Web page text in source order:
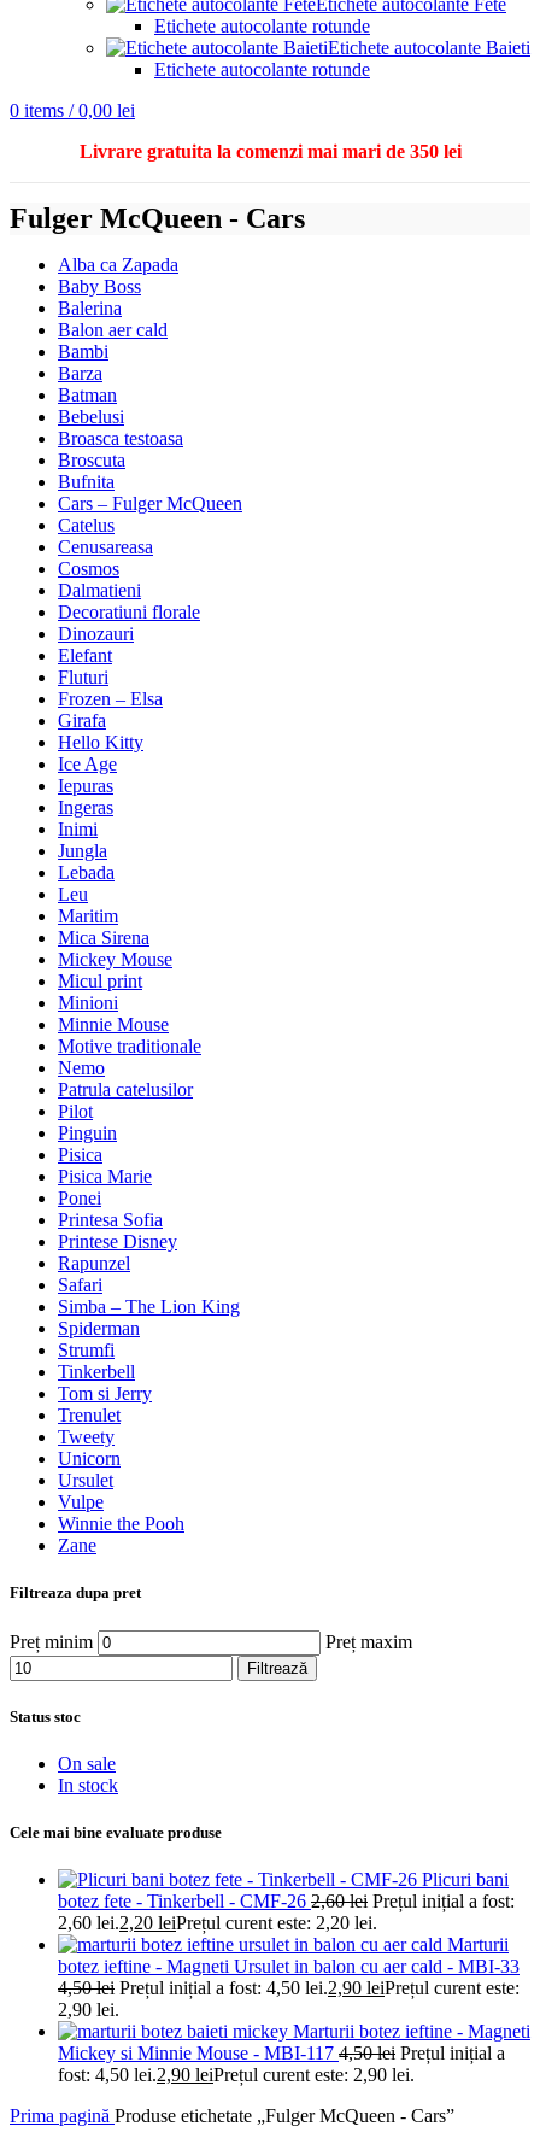
Etichete autocolante Fete
Etichete autocolante rotunde
Etichete autocolante Baieti
Etichete autocolante rotunde
0 items / 0,00 lei
Livrare gratuita la comenzi mai mari de 350 lei
Fulger McQueen - Cars
Alba ca Zapada
Baby Boss
Balerina
Balon aer cald
Bambi
Barza
Batman
Bebelusi
Broasca testoasa
Broscuta
Bufnita
Cars – Fulger McQueen
Catelus
Cenusareasa
Cosmos
Dalmatieni
Decoratiuni florale
Dinozauri
Elefant
Fluturi
Frozen – Elsa
Girafa
Hello Kitty
Ice Age
Iepuras
Ingeras
Inimi
Jungla
Lebada
Leu
Maritim
Mica Sirena
Mickey Mouse
Micul print
Minioni
Minnie Mouse
Motive traditionale
Nemo
Patrula catelusilor
Pilot
Pinguin
Pisica
Pisica Marie
Ponei
Printesa Sofia
Printese Disney
Rapunzel
Safari
Simba – The Lion King
Spiderman
Strumfi
Tinkerbell
Tom si Jerry
Trenulet
Tweety
Unicorn
Ursulet
Vulpe
Winnie the Pooh
Zane
Filtreaza dupa pret
Preț minim Preț maxim
Filtrează
Status stoc
On sale
In stock
Cele mai bine evaluate produse
Plicuri bani
botez fete - Tinkerbell - CMF-26 2,60lei Prețul inițial a fost:
2,60 lei.2,20 leiPrețul curent este: 2,20 lei.
Marturii
botez ieftine - Magneti Ursulet in balon cu aer cald - MBI-33
4,50lei Prețul inițial a fost: 4,50 lei.2,90 leiPrețul curent este:
2,90 lei.
Marturii botez ieftine - Magneti
Mickey si Minnie Mouse - MBI-117 4,50lei Prețul inițial a
fost: 4,50 lei.2,90 leiPrețul curent este: 2,90 lei.
Prima pagină Produse etichetate „Fulger McQueen - Cars”